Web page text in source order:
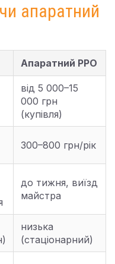
апаратний
Апаратний РРО
від 5 000–15
000 грн
(купівля)
300–800 грн/рік
до тижня, виїзд
майстра
низька
(стаціонарний)